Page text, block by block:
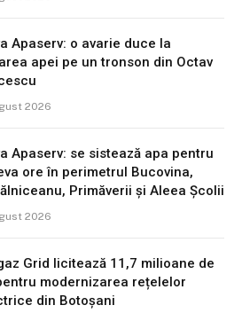
Apaserv: o avarie duce la
apei pe un tronson din Octav
2026
Apaserv: se sistează apa pentru
ore în perimetrul Bucovina,
Primăverii și Aleea Școlii
2026
Grid licitează 11,7 milioane de
modernizarea rețelelor
din Botoșani